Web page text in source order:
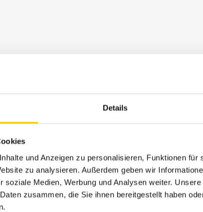
Details
und Anzeigen zu personalisieren, Funktionen für
zu analysieren. Außerdem geben wir
soziale Medien, Werbung und Analysen weiter.
zusammen, die Sie ihnen bereitgestellt haben
und Montage von Sonnenschutzanlagen